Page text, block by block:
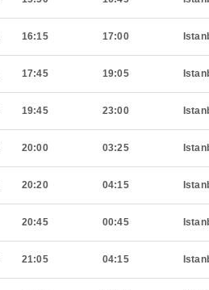
16:15 17:00
17:45 19:05
19:45 23:00
20:00 03:25
20:20 04:15
20:45 00:45
21:05 04:15